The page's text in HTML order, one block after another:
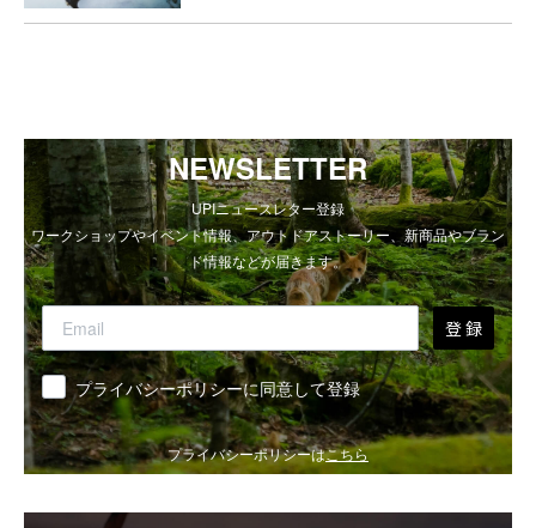
NEWSLETTER
UPIニュースレター登録
ワークショップやイベント情報、アウトドアストーリー、新商品やブラン
ド情報などが届きます。
登 録
同意 プライバシーポリシーに同意して登録
プライバシーポリシーはこちら